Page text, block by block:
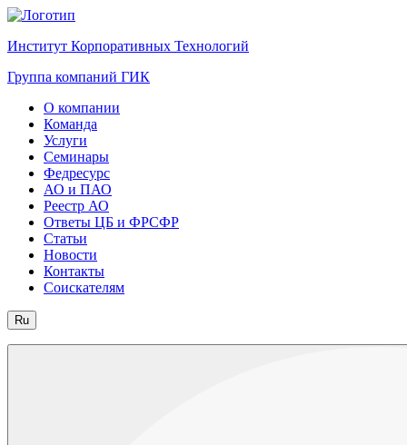
Институт Корпоративных Технологий
Группа компаний ГИК
О компании
Команда
Услуги
Семинары
Федресурс
АО и ПАО
Реестр АО
Ответы ЦБ и ФРСФР
Статьи
Новости
Контакты
Соискателям
Ru